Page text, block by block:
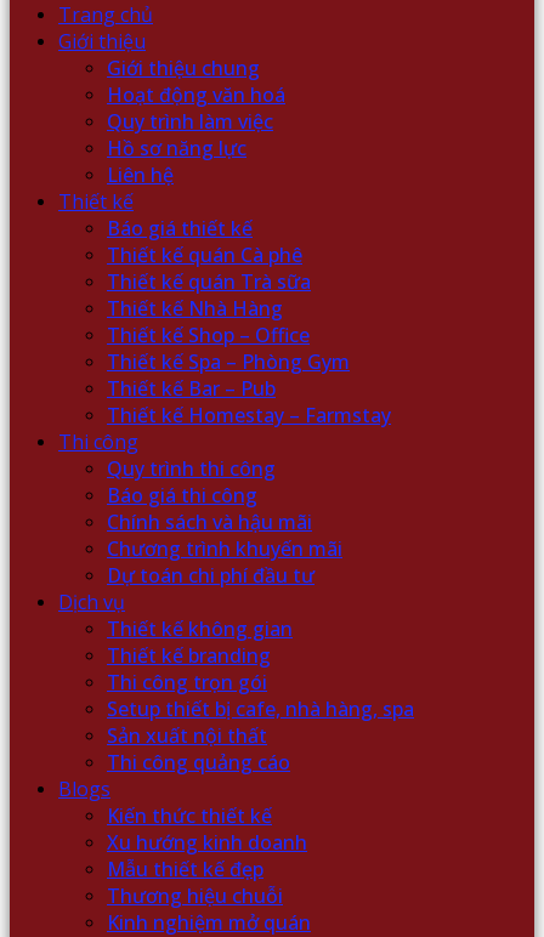
Trang chủ
Giới thiệu
Giới thiệu chung
Hoạt động văn hoá
Quy trình làm việc
Hồ sơ năng lực
Liên hệ
Thiết kế
Báo giá thiết kế
Thiết kế quán Cà phê
Thiết kế quán Trà sữa
Thiết kế Nhà Hàng
Thiết kế Shop – Office
Thiết kế Spa – Phòng Gym
Thiết kế Bar – Pub
Thiết kế Homestay – Farmstay
Thi công
Quy trình thi công
Báo giá thi công
Chính sách và hậu mãi
Chương trình khuyến mãi
Dự toán chi phí đầu tư
Dịch vụ
Thiết kế không gian
Thiết kế branding
Thi công trọn gói
Setup thiết bị cafe, nhà hàng, spa
Sản xuất nội thất
Thi công quảng cáo
Blogs
Kiến thức thiết kế
Xu hướng kinh doanh
Mẫu thiết kế đẹp
Thương hiệu chuỗi
Kinh nghiệm mở quán